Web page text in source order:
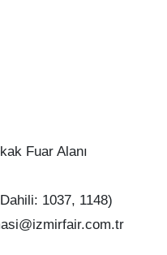
Fuar Alanı
1037, 1148)